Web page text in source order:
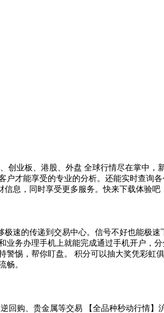
业板、港股、外盘 全球行情尽在掌中
才能享受的专业的分析。还能实时查询
息，同时享受更多服务。快来下载体验吧
速的传递到交易中心。信号不好也能极
务办理手机上就能完成通过手机开户，
惕，帮你盯盘。 积分可以抽大奖凭彩虹
畅。
回购、贵金属等交易 【全品种秒动行情